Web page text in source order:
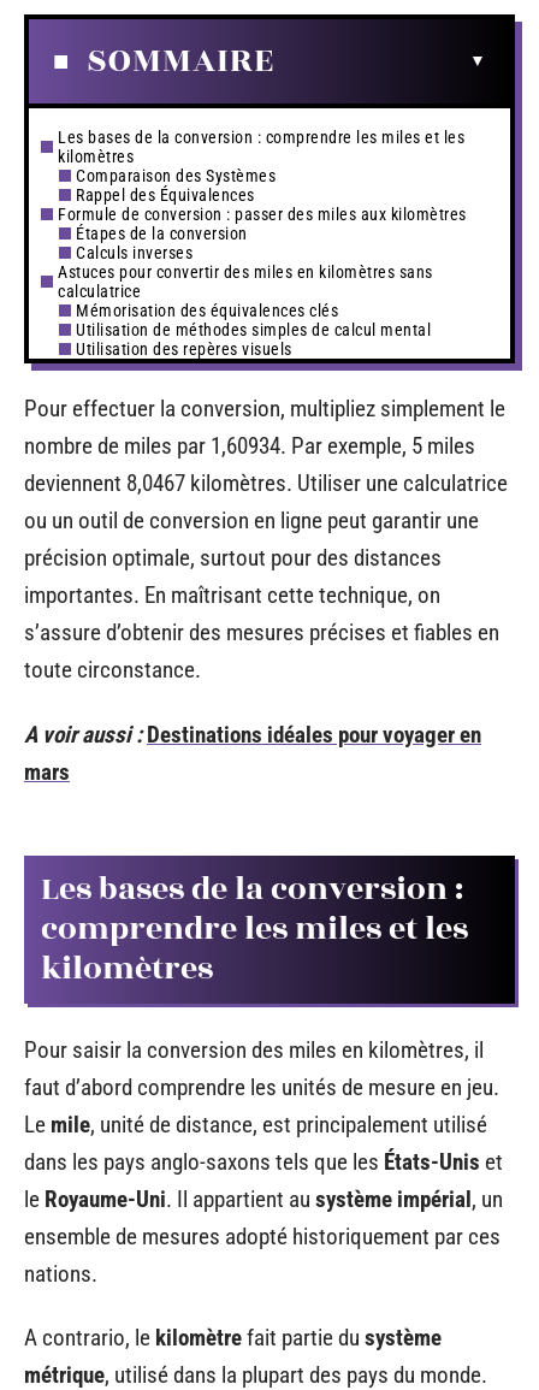
SOMMAIRE
Les bases de la conversion : comprendre les miles et les
kilomètres
Comparaison des Systèmes
Rappel des Équivalences
Formule de conversion : passer des miles aux kilomètres
Étapes de la conversion
Calculs inverses
Astuces pour convertir des miles en kilomètres sans
calculatrice
Mémorisation des équivalences clés
Utilisation de méthodes simples de calcul mental
Utilisation des repères visuels
Pour effectuer la conversion, multipliez simplement le
nombre de miles par 1,60934. Par exemple, 5 miles
deviennent 8,0467 kilomètres. Utiliser une calculatrice
ou un outil de conversion en ligne peut garantir une
précision optimale, surtout pour des distances
importantes. En maîtrisant cette technique, on
s’assure d’obtenir des mesures précises et fiables en
toute circonstance.
A voir aussi : Destinations idéales pour voyager en
mars
Les bases de la conversion :
comprendre les miles et les
kilomètres
Pour saisir la conversion des miles en kilomètres, il
faut d’abord comprendre les unités de mesure en jeu.
Le mile, unité de distance, est principalement utilisé
dans les pays anglo-saxons tels que les États-Unis et
le Royaume-Uni. Il appartient au système impérial, un
ensemble de mesures adopté historiquement par ces
nations.
A contrario, le kilomètrefait partie du système
métrique, utilisé dans la plupart des pays du monde.